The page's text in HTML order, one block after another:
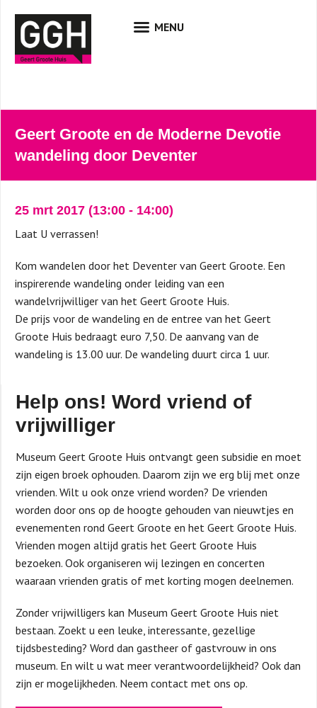
Geert Groote en de Moderne Devotie
wandeling door Deventer
25 mrt 2017 (13:00 - 14:00)
Laat U verrassen!
Kom wandelen door het Deventer van Geert Groote. Een
inspirerende wandeling onder leiding van een
wandelvrijwilliger van het Geert Groote Huis.
De prijs voor de wandeling en de entree van het Geert
Groote Huis bedraagt euro 7,50. De aanvang van de
wandeling is 13.00 uur. De wandeling duurt circa 1 uur.
Help ons! Word vriend of
vrijwilliger
Museum Geert Groote Huis ontvangt geen subsidie en moet
zijn eigen broek ophouden. Daarom zijn we erg blij met onze
vrienden. Wilt u ook onze vriend worden? De vrienden
worden door ons op de hoogte gehouden van nieuwtjes en
evenementen rond Geert Groote en het Geert Groote Huis.
Vrienden mogen altijd gratis het Geert Groote Huis
bezoeken. Ook organiseren wij lezingen en concerten
waaraan vrienden gratis of met korting mogen deelnemen.
Zonder vrijwilligers kan Museum Geert Groote Huis niet
bestaan. Zoekt u een leuke, interessante, gezellige
tijdsbesteding? Word dan gastheer of gastvrouw in ons
museum. En wilt u wat meer verantwoordelijkheid? Ook dan
zijn er mogelijkheden. Neem contact met ons op.